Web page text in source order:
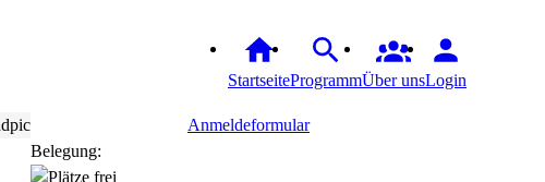
StartseiteProgrammÜber unsLogin
Anmeldeformular
Belegung: